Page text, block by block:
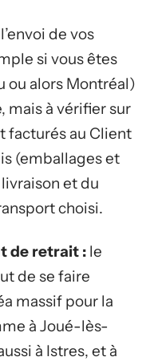
l’envoi de vos
si vous êtes
ou alors Montréal)
mais à vérifier sur
facturés au Client
(emballages et
et du
choisi.
de retrait : le
de se faire
massif pour la
à Joué-lès-
à Istres, et à